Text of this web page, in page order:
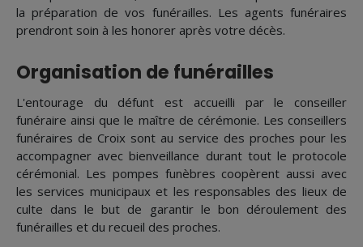
la préparation de vos funérailles. Les agents funéraires
prendront soin à les honorer après votre décès.
Organisation de funérailles
L'entourage du défunt est accueilli par le conseiller
funéraire ainsi que le maître de cérémonie. Les conseillers
funéraires de Croix sont au service des proches pour les
accompagner avec bienveillance durant tout le protocole
cérémonial. Les pompes funèbres coopèrent aussi avec
les services municipaux et les responsables des lieux de
culte dans le but de garantir le bon déroulement des
funérailles et du recueil des proches.